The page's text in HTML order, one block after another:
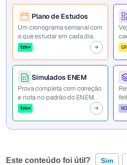
Plano de Estudos
Um cronograma semanal com
o que estudar em cada dia.
tm+
Simulados ENEM
Prova completa com correção
e nota no padrão do ENEM.
tm+
Este conteúdo foi útil? Sim